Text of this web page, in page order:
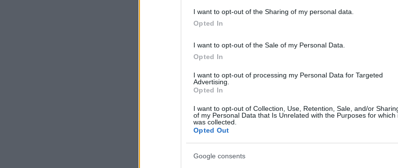
I want to opt-out of the Sharing of my personal data.
Opted In
I want to opt-out of the Sale of my Personal Data.
Opted In
I want to opt-out of processing my Personal Data for Targeted
Advertising.
Opted In
I want to opt-out of Collection, Use, Retention, Sale, and/or
of my Personal Data that Is Unrelated with the Purposes for which
was collected.
Opted Out
Google consents